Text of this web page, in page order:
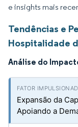
e insights mais
Tendências e
Hospitalidade
Análise do
Expansão da
Apoiando a